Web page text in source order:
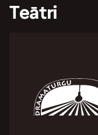
Teātri